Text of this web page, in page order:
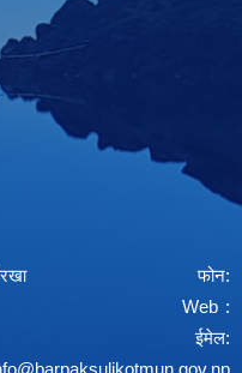
ताकुकोट गोरखा फोन:
Web :